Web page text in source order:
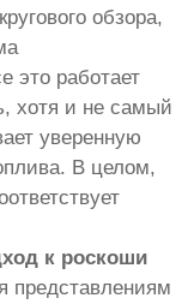
обзора,
это работает
хотя и не самый
уверенную
В целом,
к роскоши
представлениям